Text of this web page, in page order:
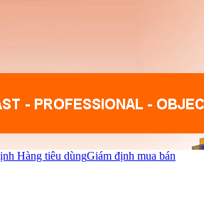
Hàng tiêu dùngGiám định mua bán